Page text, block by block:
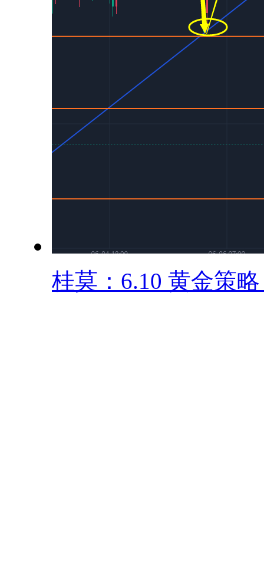
桂莫：6.10 黄金策略